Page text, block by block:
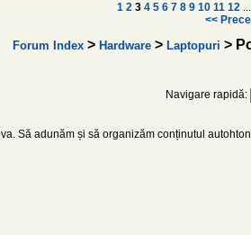
1 2 3 4 5 6 7 8 9 10 11 12
<<
Forum Index> Hardware> Laptopuri >
Navigare rapidă:
Să adunăm și să organizăm conținutul